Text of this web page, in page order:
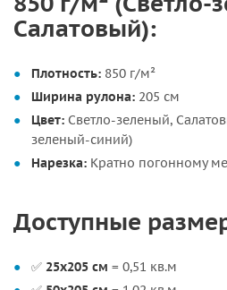
Салатовый):
Плотность: 850 г/м²
Ширина рулона: 205 см
Цвет: Светло-зеленый,
зеленый-синий)
Нарезка: Кратно погонному
Доступные
✅ 25х205 см = 0,51 кв.м